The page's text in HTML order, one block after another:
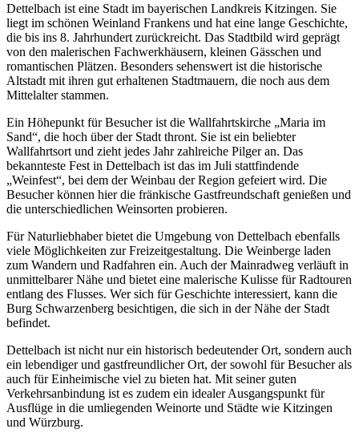
Dettelbach ist eine Stadt im bayerischen Landkreis Kitzingen. Sie
liegt im schönen Weinland Frankens und hat eine lange Geschichte,
die bis ins 8. Jahrhundert zurückreicht. Das Stadtbild wird geprägt
von den malerischen Fachwerkhäusern, kleinen Gässchen und
romantischen Plätzen. Besonders sehenswert ist die historische
Altstadt mit ihren gut erhaltenen Stadtmauern, die noch aus dem
Mittelalter stammen.
Ein Höhepunkt für Besucher ist die Wallfahrtskirche „Maria im
Sand“, die hoch über der Stadt thront. Sie ist ein beliebter
Wallfahrtsort und zieht jedes Jahr zahlreiche Pilger an. Das
bekannteste Fest in Dettelbach ist das im Juli stattfindende
„Weinfest“, bei dem der Weinbau der Region gefeiert wird. Die
Besucher können hier die fränkische Gastfreundschaft genießen und
die unterschiedlichen Weinsorten probieren.
Für Naturliebhaber bietet die Umgebung von Dettelbach ebenfalls
viele Möglichkeiten zur Freizeitgestaltung. Die Weinberge laden
zum Wandern und Radfahren ein. Auch der Mainradweg verläuft in
unmittelbarer Nähe und bietet eine malerische Kulisse für Radtouren
entlang des Flusses. Wer sich für Geschichte interessiert, kann die
Burg Schwarzenberg besichtigen, die sich in der Nähe der Stadt
befindet.
Dettelbach ist nicht nur ein historisch bedeutender Ort, sondern auch
ein lebendiger und gastfreundlicher Ort, der sowohl für Besucher als
auch für Einheimische viel zu bieten hat. Mit seiner guten
Verkehrsanbindung ist es zudem ein idealer Ausgangspunkt für
Ausflüge in die umliegenden Weinorte und Städte wie Kitzingen
und Würzburg.